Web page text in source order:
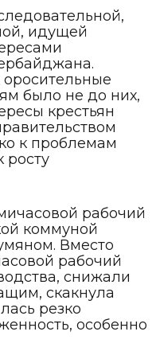
идущей
было не до них,
крестьян
к проблемам
росту
рабочий
коммуной
Вместо
рабочий
снижали
скакнула
резко
особенно